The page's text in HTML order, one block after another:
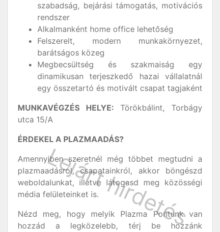
szabadság, bejárási támogatás, motivációs
rendszer
Alkalmanként home office lehetőség
Felszerelt, modern munkakörnyezet,
barátságos közeg
Megbecsültség és szakmaiság egy
dinamikusan terjeszkedő hazai vállalatnál
egy összetartó és motivált csapat tagjaként
MUNKAVÉGZÉS HELYE: Törökbálint, Torbágy
utca 15/A
ÉRDEKEL A PLAZMAADÁS?
Amennyiben szeretnél még többet megtudni a
plazmaadásról, csapatainkról, akkor böngészd
weboldalunkat, illetve látogasd meg közösségi
média felületeinket is.
Nézd meg, hogy melyik Plazma Pontunk van
hozzád a legközelebb, térj be hozzánk